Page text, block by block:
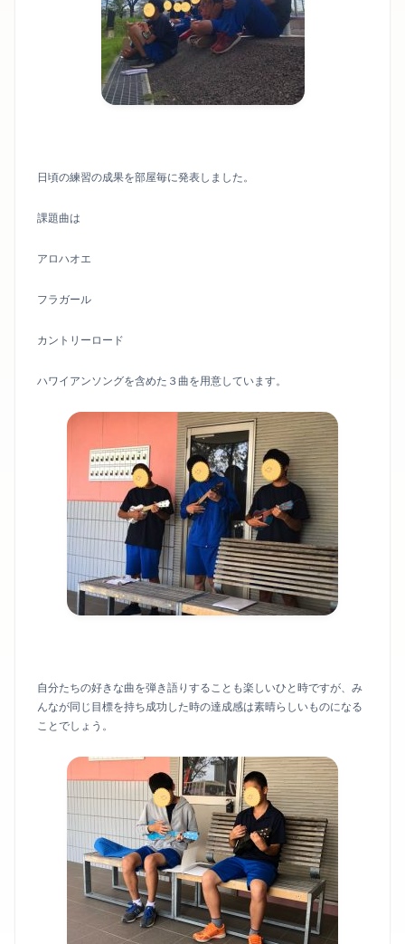
日頃の練習の成果を部屋毎に発表しました。
課題曲は
アロハオエ
フラガール
カントリーロード
ハワイアンソングを含めた３曲を用意しています。
自分たちの好きな曲を弾き語りすることも楽しいひと時ですが、み
んなが同じ目標を持ち成功した時の達成感は素晴らしいものになる
ことでしょう。